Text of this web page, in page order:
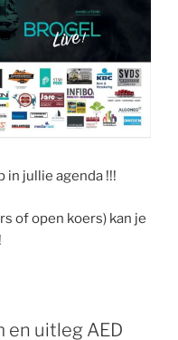
in jullie agenda !!!
of open koers) kan je
en uitleg AED